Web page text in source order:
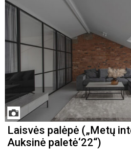
Laisvės palėpė („Metų
Auksinė paletė‘22“)